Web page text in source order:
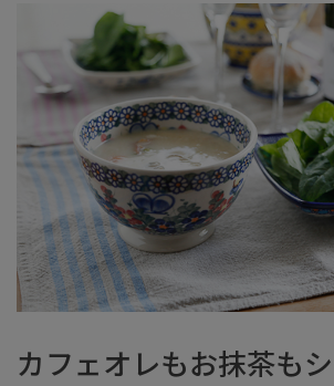
カフェオレもお抹茶も